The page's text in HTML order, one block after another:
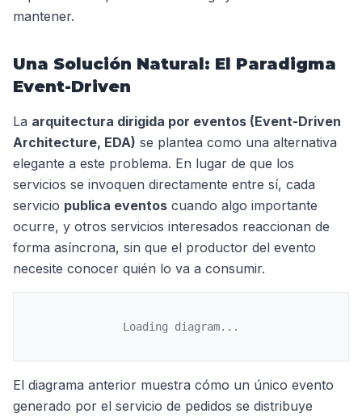
mantener.
Una Solución Natural: El Paradigma
Event-Driven
La arquitectura dirigida por eventos (Event-Driven
Architecture, EDA) se plantea como una alternativa
elegante a este problema. En lugar de que los
servicios se invoquen directamente entre sí, cada
servicio publica eventos cuando algo importante
ocurre, y otros servicios interesados reaccionan de
forma asíncrona, sin que el productor del evento
necesite conocer quién lo va a consumir.
Loading diagram...
El diagrama anterior muestra cómo un único evento
generado por el servicio de pedidos se distribuye